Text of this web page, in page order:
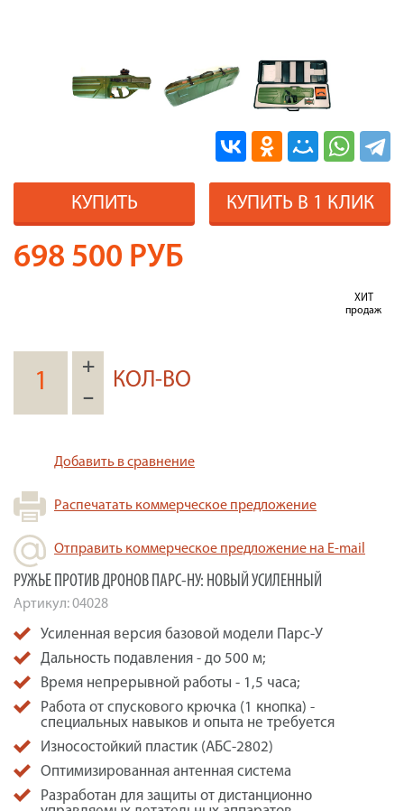
КУПИТЬ КУПИТЬ В 1 КЛИК
698 500 РУБ
ХИТ
продаж
+
–
КОЛ-ВО
Добавить в сравнение
Распечатать коммерческое предложение
Отправить коммерческое предложение на E-mail
РУЖЬЕ ПРОТИВ ДРОНОВ ПАРС-НУ: НОВЫЙ УСИЛЕННЫЙ
Артикул:04028
Усиленная версия базовой модели Парс-У
Дальность подавления - до 500 м;
Время непрерывной работы - 1,5 часа;
Работа от спускового крючка (1 кнопка) -
специальных навыков и опыта не требуется
Износостойкий пластик (АБС-2802)
Оптимизированная антенная система
Разработан для защиты от дистанционно